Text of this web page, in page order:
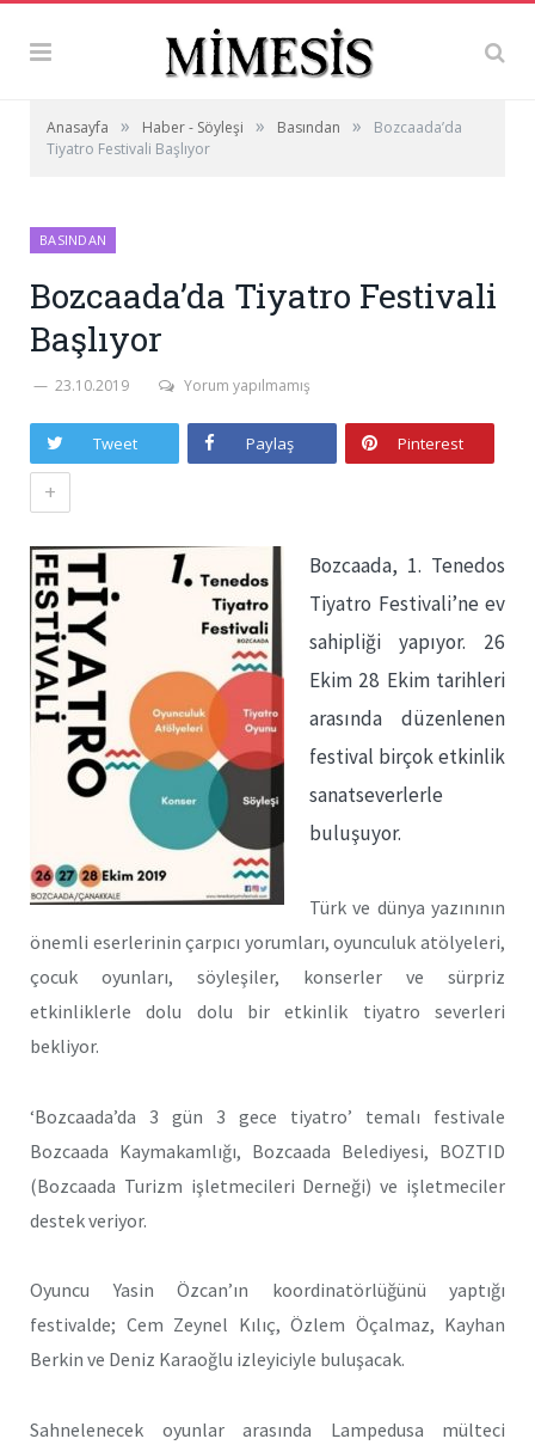
Anasayfa » Haber - Söyleşi » Basından »
Bozcaada’da
Tiyatro Festivali Başlıyor
BASINDAN
Bozcaada’da Tiyatro Festivali
Başlıyor
23.10.2019 Yorum yapılmamış
Tweet Paylaş Pinterest
+
Bozcaada, 1. Tenedos
Tiyatro Festivali’ne ev
sahipliği yapıyor. 26
Ekim 28 Ekim tarihleri
arasında düzenlenen
festival birçok etkinlik
sanatseverlerle
buluşuyor.
Türk ve dünya yazınının
önemli eserlerinin çarpıcı yorumları, oyunculuk atölyeleri,
çocuk oyunları, söyleşiler, konserler ve sürpriz
etkinliklerle dolu dolu bir etkinlik tiyatro severleri
bekliyor.
‘Bozcaada’da 3 gün 3 gece tiyatro’ temalı festivale
Bozcaada Kaymakamlığı, Bozcaada Belediyesi, BOZTID
(Bozcaada Turizm işletmecileri Derneği) ve işletmeciler
destek veriyor.
Oyuncu Yasin Özcan’ın koordinatörlüğünü yaptığı
festivalde; Cem Zeynel Kılıç, Özlem Öçalmaz, Kayhan
Berkin ve Deniz Karaoğlu izleyiciyle buluşacak.
Sahnelenecek oyunlar arasında Lampedusa mülteci